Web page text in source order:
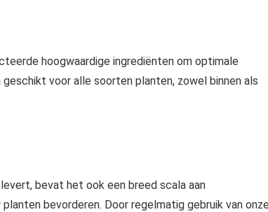
hoogwaardige ingrediënten om optimale
geschikt voor alle soorten planten, zowel binnen als
bevat het ook een breed scala aan
bevorderen. Door regelmatig gebruik van